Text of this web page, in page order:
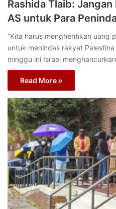
Rashida Tlaib:
AS untuk Para
“Kita harus menghentikan uang
untuk menindas rakyat
minggu ini Israel
Read More »